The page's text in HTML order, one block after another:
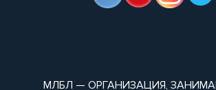
МЛБЛ — ОРГАНИЗАЦИЯ,